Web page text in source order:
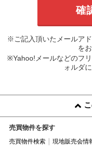
※ご記入頂いたメールア
を
※Yahoo!メールなどのフ
ォルダ
売買物件を探す
売買物件検索 現地販売会情